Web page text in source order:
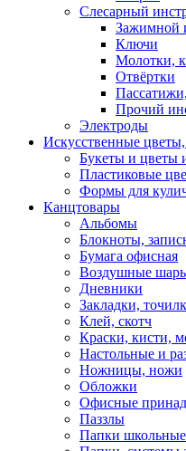
Слесарный
Зажимной
Ключи
Молотки,
Отвёртки
Прочий
Электроды
Искусственные
Букеты и цветы
Пластиковые
Формы для
Канцтовары
Альбомы
Блокноты,
Бумага офисная
Воздушные
Дневники
Закладки,
Клей, скотч
Краски, кисти,
Настольные и
Ножницы, ножи
Обложки
Офисные
Паззлы
Папки школьные